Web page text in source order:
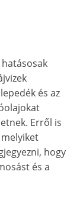
és az
Erről is
hogy
és a